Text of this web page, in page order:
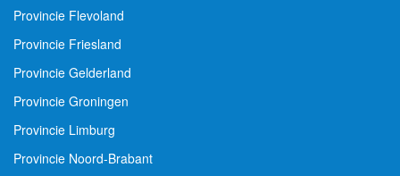
Provincie Flevoland
Provincie Friesland
Provincie Gelderland
Provincie Groningen
Provincie Limburg
Provincie Noord-Brabant